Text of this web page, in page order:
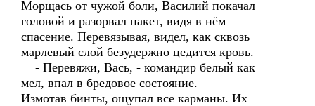
Морщась от чужой боли, Василий покачал
головой и разорвал пакет, видя в нём
спасение. Перевязывая, видел, как сквозь
марлевый слой безудержно цедится кровь.
- Перевяжи, Вась, - командир белый как
мел, впал в бредовое состояние.
Измотав бинты, ощупал все карманы. Их